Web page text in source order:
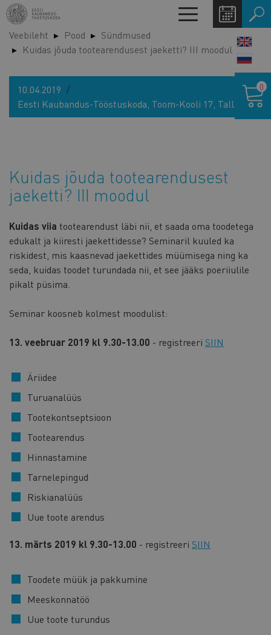
Liigu
edasi
põhisisu
juurde
Toggle
navigation
Veebileht Pood
Sündmused
Kuidas jõuda tootearendusest jaeketti? III moodul
10.04.2019
Eesti Kaubandus-Tööstuskoda, Toom-Kooli 17, Tallinn
Kuidas jõuda tootearendusest
jaeketti? III moodul
Kuidas viia tootearendust läbi nii, et saada oma toodetega
edukalt ja kiiresti jaekettidesse? Seminaril kuuled ka
riskidest, mis kaasnevad jaekettides müümisega ning ka
seda, kuidas toodet turundada nii, et see jääks poeriiulile
pikalt püsima.
Seminar koosneb kolmest moodulist:
13. veebruar 2019 kl 9.30-13.00 - registreeri SIIN
Äriidee
Turuanalüüs
Tootekontseptsioon
Tootearendus
Hinnastamine
Tarnelepingud
Riskianalüüs
Uue toote arendus
13. märts 2019 kl 9.30-13.00 - registreeri SIIN
Toodete müük ja pakkumine
Meeskonnatöö
Uue toote turundus
0